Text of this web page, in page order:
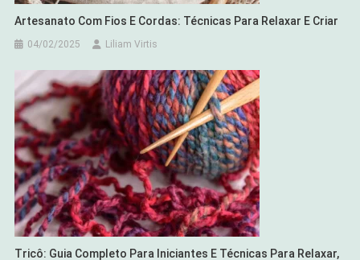
Artesanato Com Fios E Cordas: Técnicas Para Relaxar E Criar
04/02/2025 Liliam Virtis
Tricô: Guia Completo Para Iniciantes E Técnicas Para Relaxar,